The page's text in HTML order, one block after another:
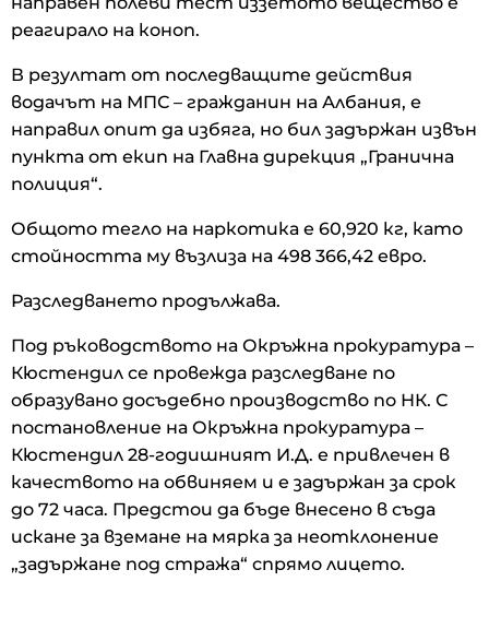
реагирало на коноп.
В резултат от последващите действия
водачът на МПС – гражданин на Албания, е
направил опит да избяга, но бил задържан извън
пункта от екип на Главна дирекция „Гранична
полиция“.
Общото тегло на наркотика е 60,920 кг, като
стойността му възлиза на 498 366,42 евро.
Разследването продължава.
Под ръководството на Окръжна прокуратура –
Кюстендил се провежда разследване по
образувано досъдебно производство по НК. С
постановление на Окръжна прокуратура –
Кюстендил 28-годишният И.Д. е привлечен в
качеството на обвиняем и е задържан за срок
до 72 часа. Предстои да бъде внесено в съда
искане за вземане на мярка за неотклонение
„задържане под стража“ спрямо лицето.